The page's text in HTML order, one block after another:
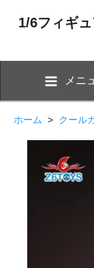
1/6フィギ
メニ
ホーム > クール